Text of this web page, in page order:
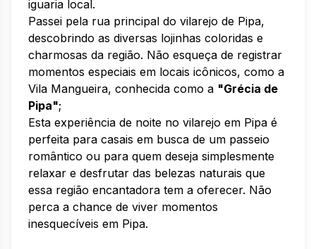
iguaria local.
Passei pela rua principal do vilarejo de Pipa,
descobrindo as diversas lojinhas coloridas e
charmosas da região. Não esqueça de registrar
momentos especiais em locais icônicos, como a
Vila Mangueira, conhecida como a "Grécia de
Pipa";
Esta experiência de noite no vilarejo em Pipa é
perfeita para casais em busca de um passeio
romântico ou para quem deseja simplesmente
relaxar e desfrutar das belezas naturais que
essa região encantadora tem a oferecer. Não
perca a chance de viver momentos
inesquecíveis em Pipa.